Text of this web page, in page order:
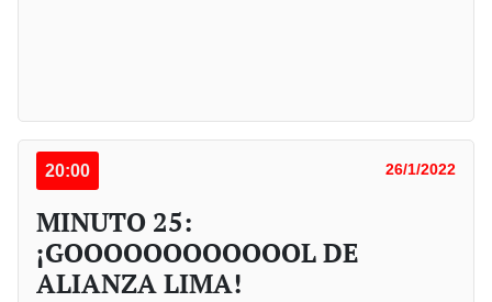
20:00 26/1/2022
MINUTO 25:
¡GOOOOOOOOOOOOL DE
ALIANZA LIMA!